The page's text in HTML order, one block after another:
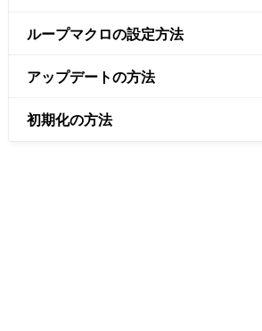
ループマクロの設定方法
アップデートの方法
初期化の方法